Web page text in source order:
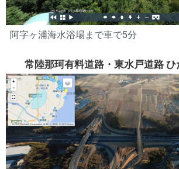
阿字ヶ浦海水浴場まで車で5分
常陸那珂有料道路・東水戸道路 ひ